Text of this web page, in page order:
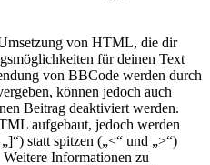
von HTML, die dir
für deinen Text
von BBCode werden durch
können jedoch auch
Beitrag deaktiviert werden.
aufgebaut, jedoch werden
statt spitzen („<“ und „>“)
Informationen zu